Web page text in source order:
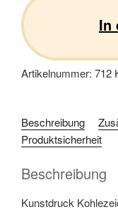
In
Artikelnummer: 712
Beschreibung
Produktsicherheit
Beschreibung
Kunstdruck